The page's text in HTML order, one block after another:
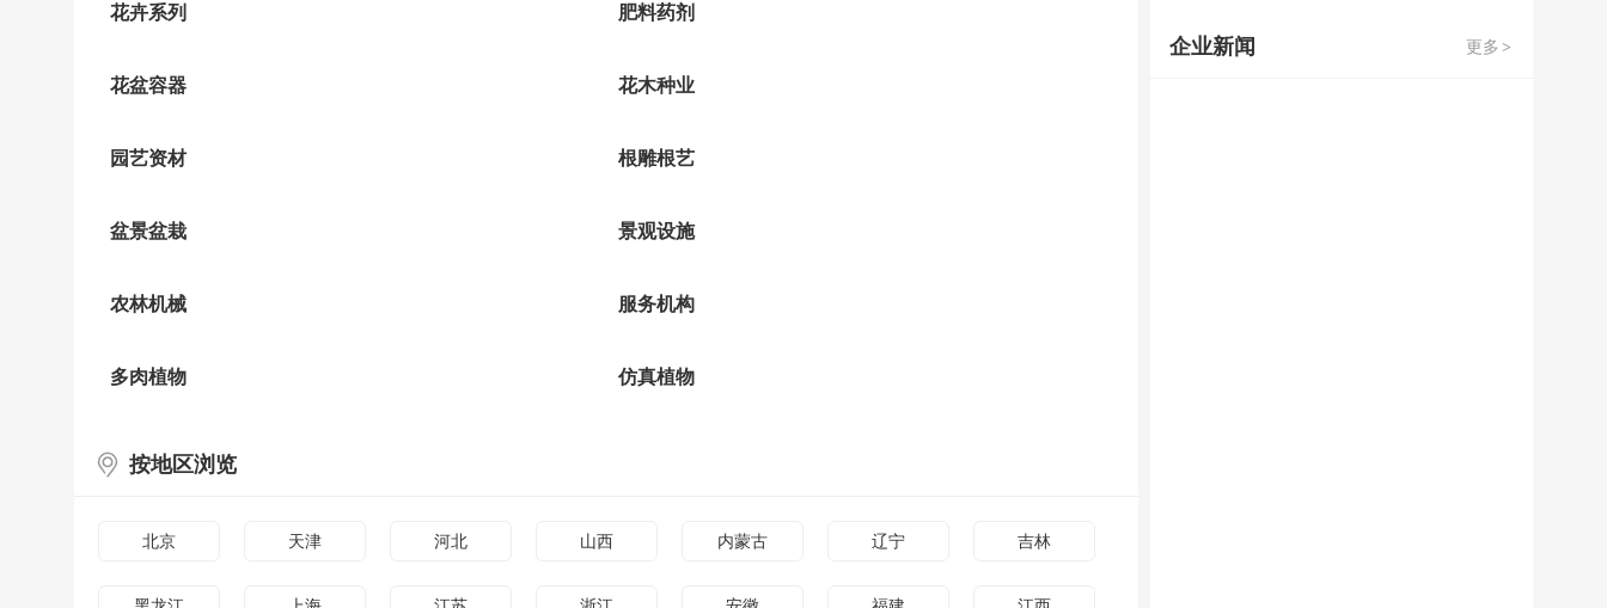
花卉系列 肥料药剂
花盆容器 花木种业
园艺资材 根雕根艺
盆景盆栽 景观设施
农林机械 服务机构
多肉植物 仿真植物
按地区浏览
北京 天津 河北 山西 内蒙古 辽宁 吉林
更多 >
企业新闻